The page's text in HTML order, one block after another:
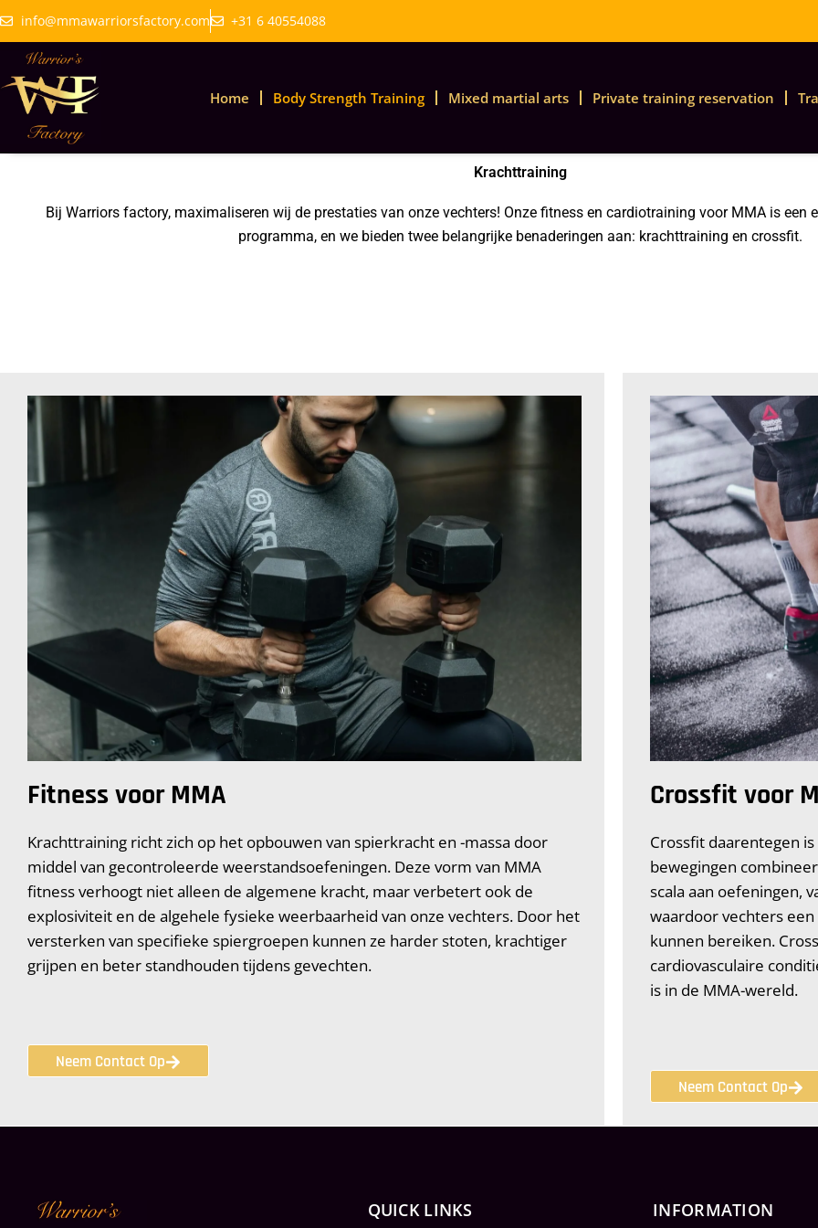
Skip
content
info@mmawarriorsfactory.com +31 6 40554088
Home Body Strength Training Mixed martial arts Private training reservation
Krachttraining
Bij Warriors factory, maximaliseren wij de prestaties van onze vechters! Onze fitness en cardiotraining voor MMA is een
programma, en we bieden twee belangrijke benaderingen aan: krachttraining en crossfit.
Fitness voor MMA
Krachttraining richt zich op het opbouwen van spierkracht en -massa door
middel van gecontroleerde weerstandsoefeningen. Deze vorm van MMA
fitness verhoogt niet alleen de algemene kracht, maar verbetert ook de
explosiviteit en de algehele fysieke weerbaarheid van onze vechters. Door het
versterken van specifieke spiergroepen kunnen ze harder stoten, krachtiger
grijpen en beter standhouden tijdens gevechten.
Neem Contact Op
Crossfit voor
Crossfit daarentegen
bewegingen
scala aan oefeningen,
waardoor vechters
kunnen bereiken.
cardiovasculaire
is in de MMA-wereld.
Neem Contact Op
QUICK LINKS INFORMATION